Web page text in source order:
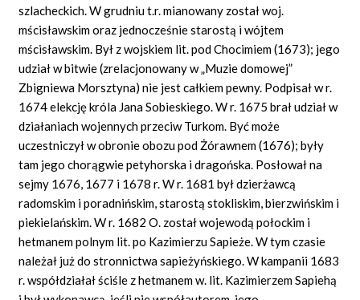
szlacheckich. W grudniu t.r. mianowany został woj.
mścisławskim oraz jednocześnie starostą i wójtem
mścisławskim. Był z wojskiem lit. pod Chocimiem (1673); jego
udział w bitwie (zrelacjonowany w „Muzie domowej”
Zbigniewa Morsztyna) nie jest całkiem pewny. Podpisał w r.
1674 elekcję króla Jana Sobieskiego. W r. 1675 brał udział w
działaniach wojennych przeciw Turkom. Być może
uczestniczył w obronie obozu pod Żórawnem (1676); były
tam jego chorągwie petyhorska i dragońska. Posłował na
sejmy 1676, 1677 i 1678 r. W r. 1681 był dzierżawcą
radomskim i poradnińskim, starostą stokliskim, bierzwińskim i
piekielańskim. W r. 1682 O. został wojewodą połockim i
hetmanem polnym lit. po Kazimierzu Sapieże. W tym czasie
należał już do stronnictwa sapieżyńskiego. W kampanii 1683
r. współdziałał ściśle z hetmanem w. lit. Kazimierzem Sapiehą